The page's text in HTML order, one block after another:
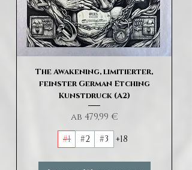
The Awakening, limitierter,
feinster German Etching
Kunstdruck (A2)
ab 479,99 €
Sale-Preis
#1 #2 #3 +18